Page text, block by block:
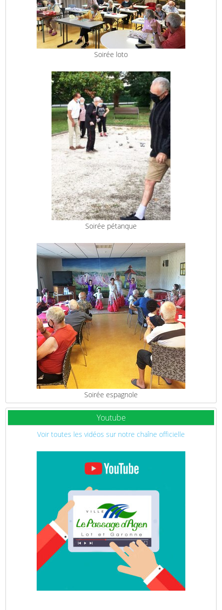
Soirée loto
Soirée pétanque
Soirée espagnole
Youtube
Voir toutes les vidéos sur notre chaîne officielle